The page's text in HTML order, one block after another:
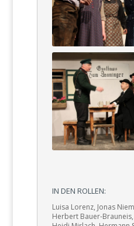
IN DEN ROLLEN:
Luisa Lorenz, Jonas
Herbert Bauer-